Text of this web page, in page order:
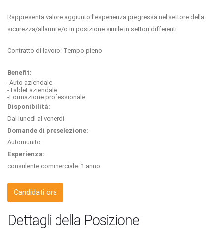
Rappresenta valore aggiunto l'esperienza pregressa nel settore della
sicurezza/allarmi e/o in posizione simile in settori differenti.
Contratto di lavoro: Tempo pieno
Benefit:
-Auto aziendale
-Tablet aziendale
-Formazione professionale
Disponibilità:
Dal lunedì al venerdì
Domande di preselezione:
Automunito
Esperienza:
consulente commerciale: 1 anno
Candidati ora
Dettagli della Posizione